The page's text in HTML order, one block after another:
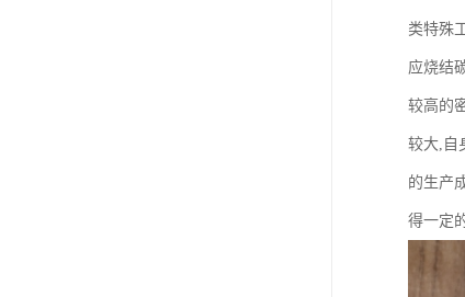
类特殊
应烧结
较高的
较大,自
的生产
得一定